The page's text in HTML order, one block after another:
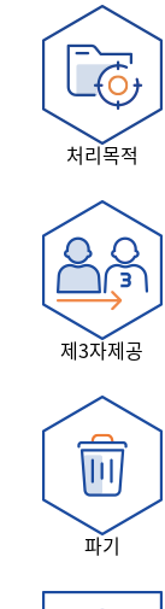
처리목적
제3자제공
파기